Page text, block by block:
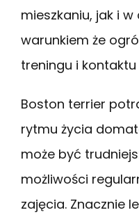
mieszkaniu, jak i
warunkiem że
treningu i kontaktu
Boston terrier
rytmu życia
może być
możliwości
zajęcia. Znacznie